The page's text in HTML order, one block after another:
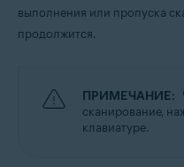
выполнения или пропуска
продолжится.
ПРИМЕЧАНИЕ:
сканирование,
клавиатуре.